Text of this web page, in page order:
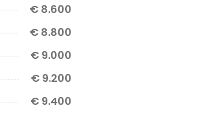
€ 8.600
€ 8.800
€ 9.000
€ 9.200
€ 9.400